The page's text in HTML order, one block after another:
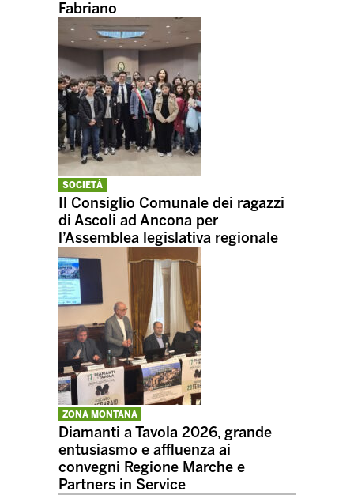
Fabriano
SOCIETÀ
Il Consiglio Comunale dei ragazzi
di Ascoli ad Ancona per
l’Assemblea legislativa regionale
ZONA MONTANA
Diamanti a Tavola 2026, grande
entusiasmo e affluenza ai
convegni Regione Marche e
Partners in Service